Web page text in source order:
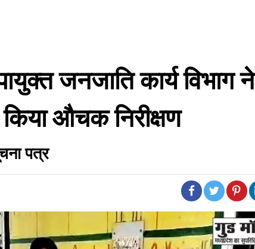
जनजाति कार्य विभाग ने
औचक निरीक्षण
पत्र